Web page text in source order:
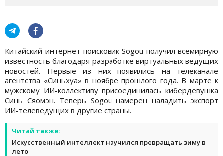
Китайский интернет-поисковик Sogou получил всемирную
известность благодаря разработке виртуальных ведущих
новостей. Первые из них появились на телеканале
агентства «Синьхуа» в ноябре прошлого года. В марте к
мужскому ИИ-коллективу присоединилась кибердевушка
Синь Сяомэн. Теперь Sogou намерен наладить экспорт
ИИ-телеведущих в другие страны.
Читай также:
Искусственный интеллект научился превращать зиму в
лето